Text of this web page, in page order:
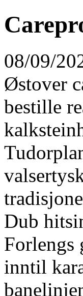
08/09/
Østover
bestille
Dub
Forlengs
inntil